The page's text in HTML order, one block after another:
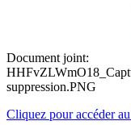
Document joint:
suppression.PNG
Cliquez pour accéder